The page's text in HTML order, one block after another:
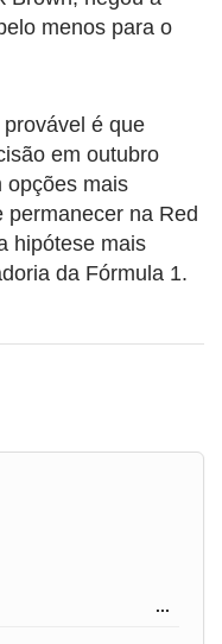
menos para o
é que
em outubro
opções mais
permanecer na Red
hipótese mais
da Fórmula 1.
...